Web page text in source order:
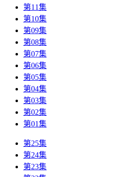
第11集
第10集
第09集
第08集
第07集
第06集
第05集
第04集
第03集
第02集
第01集
第25集
第24集
第23集